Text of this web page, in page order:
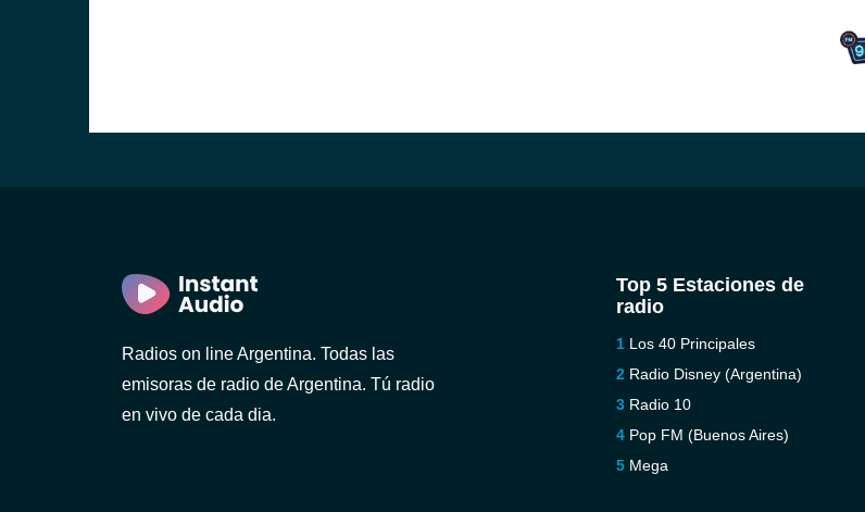
Radios on line Argentina. Todas las
emisoras de radio de Argentina. Tú radio
en vivo de cada dia.
Top 5 Estaciones de
radio
Los 40 Principales
Radio Disney (Argentina)
Radio 10
Pop FM (Buenos Aires)
Mega